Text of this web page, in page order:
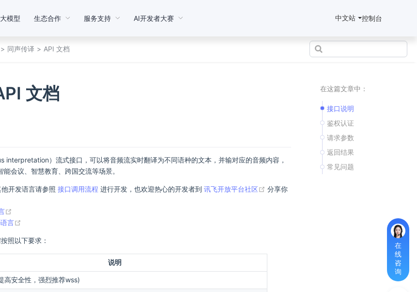
模型 生态合作 服务支持 AI开发者大赛 中文站 控制台
同声传译 API 文档
文档
interpretation）流式接口，可以将音频流实时翻译为不同语种的文本，并输对应的音频内容，
会议、智慧教育、跨国交流等场景。
开发语言请参照 接口调用流程 进行开发，也欢迎热心的开发者到 讯飞开放平台社区
分享你
言
照以下要求：
说明
高安全性，强烈推荐wss)
在这篇文章中：
接口说明
鉴权认证
请求参数
返回结果
常见问题
在
线
咨
询